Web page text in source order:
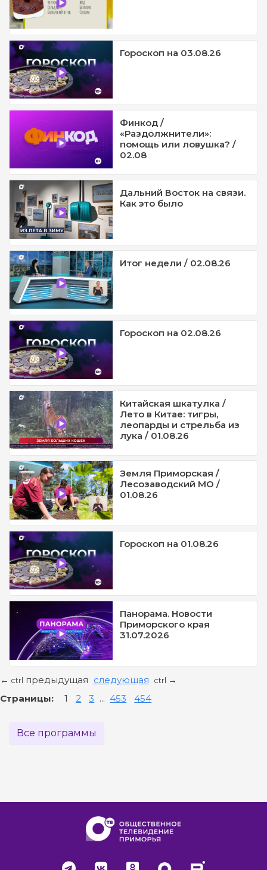
Гороскоп на 03.08.26
Финкод /
«Раздолжнители»:
помощь или ловушка? /
02.08
Дальний Восток на связи.
Как это было
Итог недели / 02.08.26
Гороскоп на 02.08.26
Китайская шкатулка /
Лето в Китае: тигры,
леопарды и стрельба из
лука / 01.08.26
Земля Приморская /
Лесозаводский МО /
01.08.26
Гороскоп на 01.08.26
Панорама. Новости
Приморского края
31.07.2026
← ctrl предыдущая следующая ctrl →
Страницы: 1 2 3 ... 453 454
Все программы